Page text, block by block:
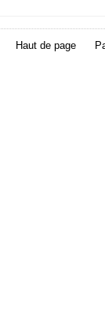
Haut de page